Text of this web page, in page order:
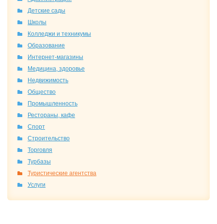
Детские сады
Школы
Колледжи и техникумы
Образование
Интернет-магазины
Медицина, здоровье
Недвижимость
Общество
Промышленность
Рестораны, кафе
Спорт
Строительство
Торговля
Турбазы
Туристические агентства
Услуги